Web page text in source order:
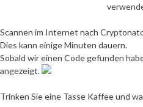
Scannen im Internet nach
Dies kann einige Minuten dauern.
Sobald wir einen Code gefunden
angezeigt.
Trinken Sie eine Tasse Kaffee und